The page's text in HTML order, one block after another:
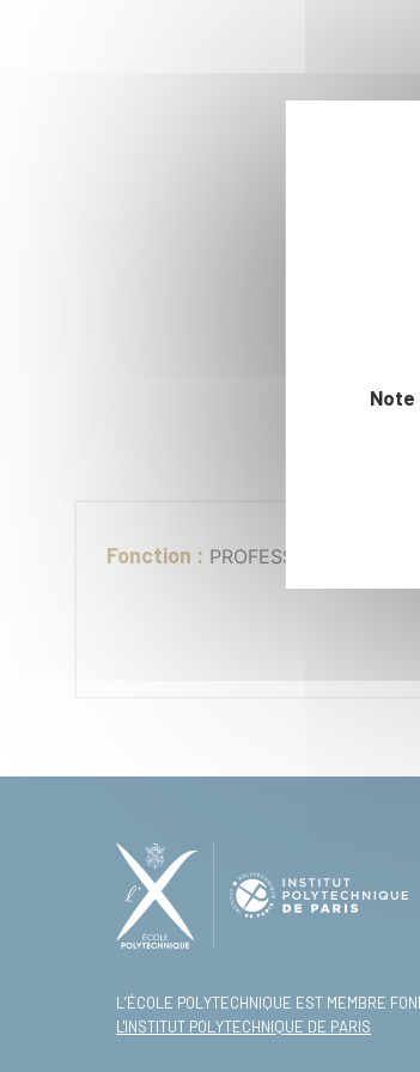
Fonction : PROFESSEUR
L’ÉCOLE POLYTECHNIQUE EST MEMBRE
L'INSTITUT POLYTECHNIQUE DE PARIS
Note